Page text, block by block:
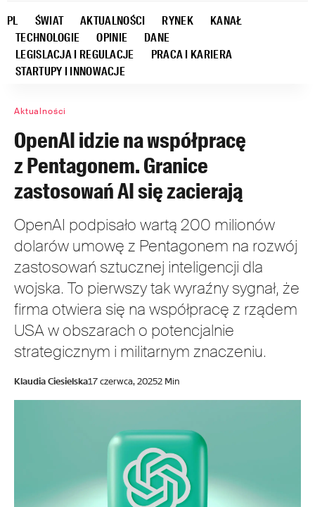
PL ŚWIAT AKTUALNOŚCI RYNEK
KANAŁ
TECHNOLOGIE
OPINIE
DANE
LEGISLACJA I REGULACJE
PRACA I KARIERA
STARTUPY I INNOWACJE
Aktualności
OpenAI idzie na współpracę
z Pentagonem. Granice
zastosowań AI się zacierają
OpenAI podpisało wartą 200 milionów
dolarów umowę z Pentagonem na rozwój
zastosowań sztucznej inteligencji dla
wojska. To pierwszy tak wyraźny sygnał, że
firma otwiera się na współpracę z rządem
USA w obszarach o potencjalnie
strategicznym i militarnym znaczeniu.
Klaudia Ciesielska17 czerwca, 20252 Min